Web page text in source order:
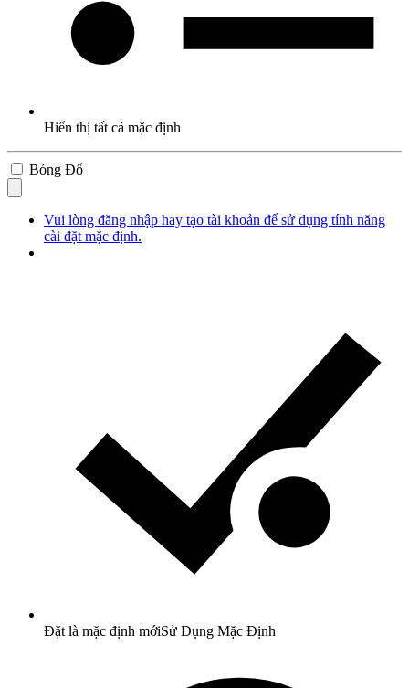
Hiển thị tất cả mặc định
Bóng Đổ
Vui lòng đăng nhập hay tạo tài khoản để sử dụng tính năng
cài đặt mặc định.
Đặt là mặc định mớiSử Dụng Mặc Định